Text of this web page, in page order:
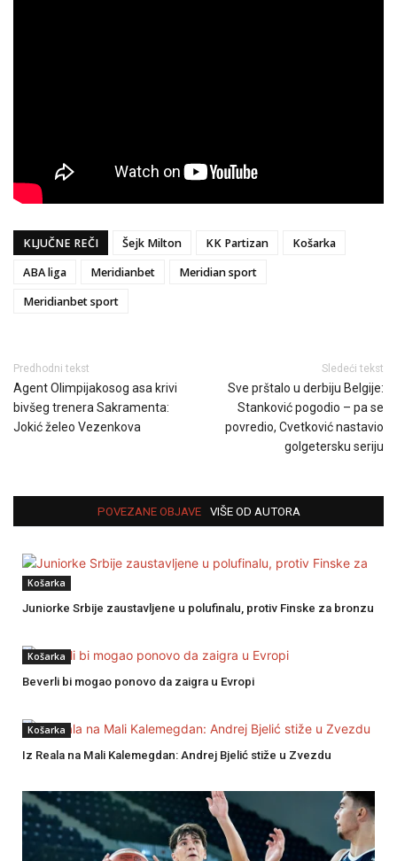
KLJUČNE REČI Šejk Milton KK Partizan
Košarka
ABA liga
Meridianbet
Meridian sport
Meridianbet sport
Predhodni tekst
Agent Olimpijakosog asa krivi
bivšeg trenera Sakramenta:
Jokić želeo Vezenkova
Sledeći tekst
Sve prštalo u derbiju Belgije:
Stanković pogodio – pa se
povredio, Cvetković nastavio
golgetersku seriju
POVEZANE OBJAVE VIŠE OD AUTORA
Košarka
Juniorke Srbije zaustavljene u polufinalu, protiv Finske za bronzu
Košarka
Beverli bi mogao ponovo da zaigra u Evropi
Košarka
Iz Reala na Mali Kalemegdan: Andrej Bjelić stiže u Zvezdu